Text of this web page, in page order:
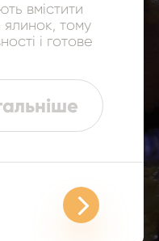
вмістити
ялинок, тому
і готове